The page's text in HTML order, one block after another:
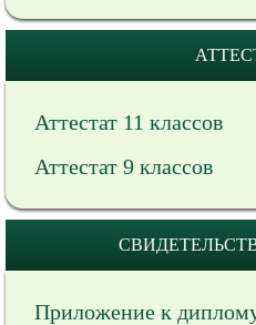
Аттестат 11 классов
Аттестат 9 классов
Приложение к